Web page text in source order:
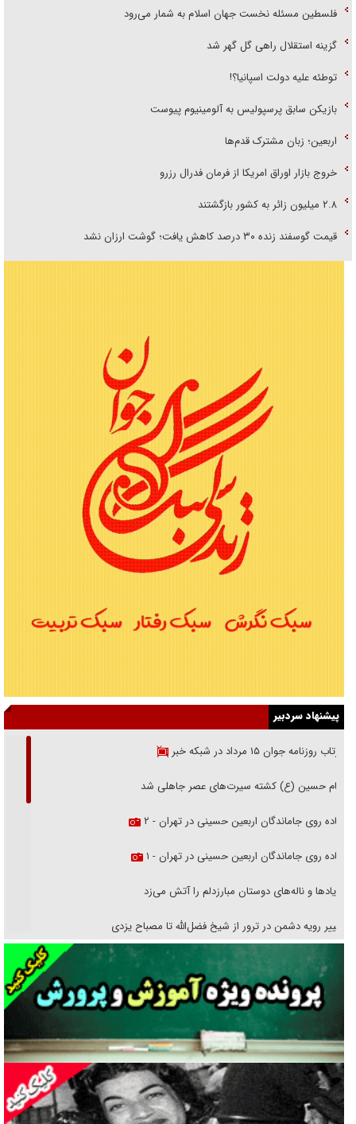
فلسطین مسئله نخست جهان اسلام به شمار می‌رود
گزینه استقلال راهی گل گهر شد
توطئه علیه دولت اسپانیا؟!
بازیکن سابق پرسپولیس به آلومینیوم پیوست
اربعین؛ زبان مشترک قدم‌ها
خروج بازار اوراق امریکا از فرمان فدرال رزرو
۲.۸ میلیون زائر به کشور بازگشتند
قیمت گوسفند زنده ۳۰ درصد کاهش یافت؛ گوشت ارزان نشد
پیشنهاد سردبیر
بازتاب روزنامه جوان ۱۵ مرداد در شبکه خبر
امام حسین (ع) کشته سیرت‌های عصر جاهلی شد
پیاده روی جاماندگان اربعین حسینی در تهران - ۲
پیاده روی جاماندگان اربعین حسینی در تهران - ۱
فریاد‌ها و ناله‌های دوستان مبارزدلم را آتش می‌زد
تغییر رویه دشمن در ترور از شیخ فضل‌الله تا مصباح یزدی
خرید قسطی اولش خنده و آخرش گریه است!
فوتبال و آن «بالا»!
راهبرد غافلگیری با نسل جدید پهپاد‌ها
جنجال پزشکان تقلبی در صنعت زیبایی
یهودی‌ها در ادبیات داستانی اروپا؛ از شکسپیر تا دیکنز